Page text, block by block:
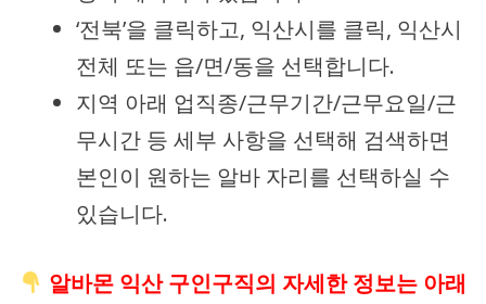
‘전북’을 클릭하고, 익산시를 클릭, 익산시
전체 또는 읍/면/동을 선택합니다.
지역 아래 업직종/근무기간/근무요일/근
무시간 등 세부 사항을 선택해 검색하면
본인이 원하는 알바 자리를 선택하실 수
있습니다.
알바몬 익산 구인구직의 자세한 정보는 아래